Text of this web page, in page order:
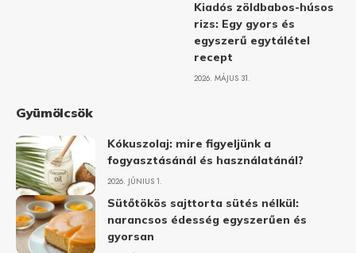
Kiadós zöldbabos-húsos
rizs: Egy gyors és
egyszerű egytálétel
recept
2026. MÁJUS 31.
Gyümölcsök
Kókuszolaj: mire figyeljünk a
fogyasztásánál és használatánál?
2026. JÚNIUS 1.
Sütőtökös sajttorta sütés nélkül:
narancsos édesség egyszerűen és
gyorsan